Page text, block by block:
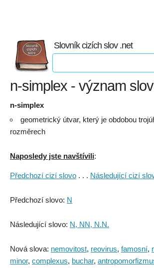
Slovník cizích slov .net
n-simplex - význam
n-simplex
geometrický útvar, který je obdobou
rozměrech
Naposledy jste navštívili:
Předchozí cizí slovo . . . Následující cizí
Předchozí slovo: N
Následující slovo: N, NN, N.N.
Nová slova: nemovitost, reovirus, famosní,
minor, complexus, buchar,